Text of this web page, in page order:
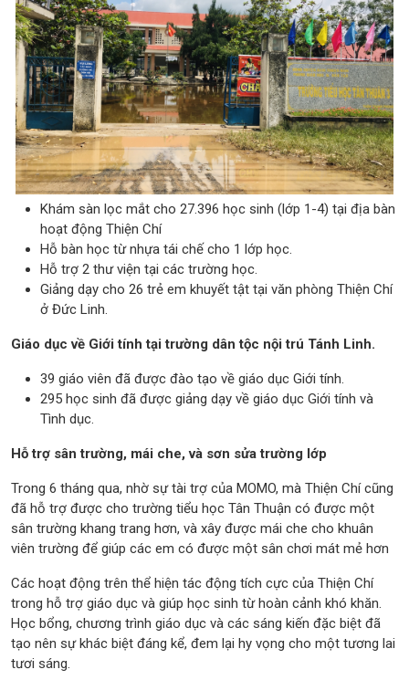
Khám sàn lọc mắt cho 27.396 học sinh (lớp 1-4) tại địa bàn
hoạt động Thiện Chí
Hỗ bàn học từ nhựa tái chế cho 1 lớp học.
Hỗ trợ 2 thư viện tại các trường học.
Giảng dạy cho 26 trẻ em khuyết tật tại văn phòng Thiện Chí
ở Đức Linh.
Giáo dục về Giới tính tại trường dân tộc nội trú Tánh Linh.
39 giáo viên đã được đào tạo về giáo dục Giới tính.
295 học sinh đã được giảng dạy về giáo dục Giới tính và
Tình dục.
Hỗ trợ sân trường, mái che, và sơn sửa trường lớp
Trong 6 tháng qua, nhờ sự tài trợ của MOMO, mà Thiện Chí cũng
đã hỗ trợ được cho trường tiểu học Tân Thuận có được một
sân trường khang trang hơn, và xây được mái che cho khuân
viên trường để giúp các em có được một sân chơi mát mẻ hơn
Các hoạt động trên thể hiện tác động tích cực của Thiện Chí
trong hỗ trợ giáo dục và giúp học sinh từ hoàn cảnh khó khăn.
Học bổng, chương trình giáo dục và các sáng kiến đặc biệt đã
tạo nên sự khác biệt đáng kể, đem lại hy vọng cho một tương lai
tươi sáng.